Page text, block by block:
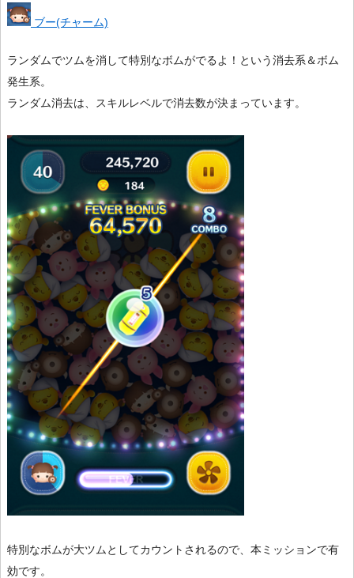
ブー(チャーム)
ランダムでツムを消して特別なボムがでるよ！という消去系＆ボム
発生系。
ランダム消去は、スキルレベルで消去数が決まっています。
特別なボムが大ツムとしてカウントされるので、本ミッションで有
効です。